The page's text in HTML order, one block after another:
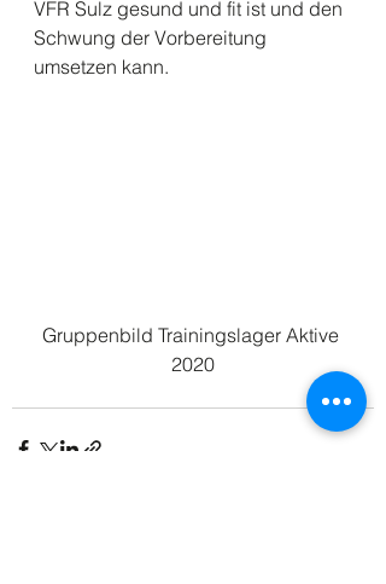
VFR Sulz gesund und fit ist und den
Schwung der Vorbereitung
umsetzen kann.
Gruppenbild Trainingslager Aktive
2020